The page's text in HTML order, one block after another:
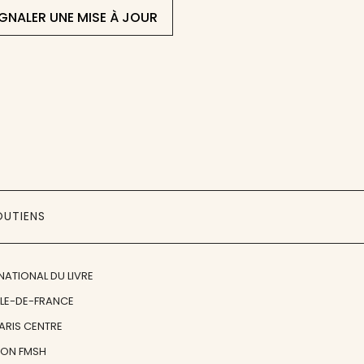
UNE MISE À JOUR
DU LIVRE
DE-FRANCE
CENTRE
FMSH